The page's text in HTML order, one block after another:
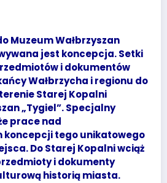
Muzeum Wałbrzyszan
jest koncepcja. Setki
i dokumentów
Wałbrzycha i regionu do
Starej Kopalni
„Tygiel”. Specjalny
prace nad
koncepcji tego unikatowego
Do Starej Kopalni wciąż
i dokumenty
historią miasta.